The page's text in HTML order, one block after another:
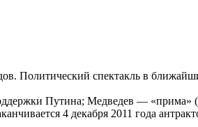
Политический спектакль в
Путина; Медведев — «прима»
4 декабря 2011 года